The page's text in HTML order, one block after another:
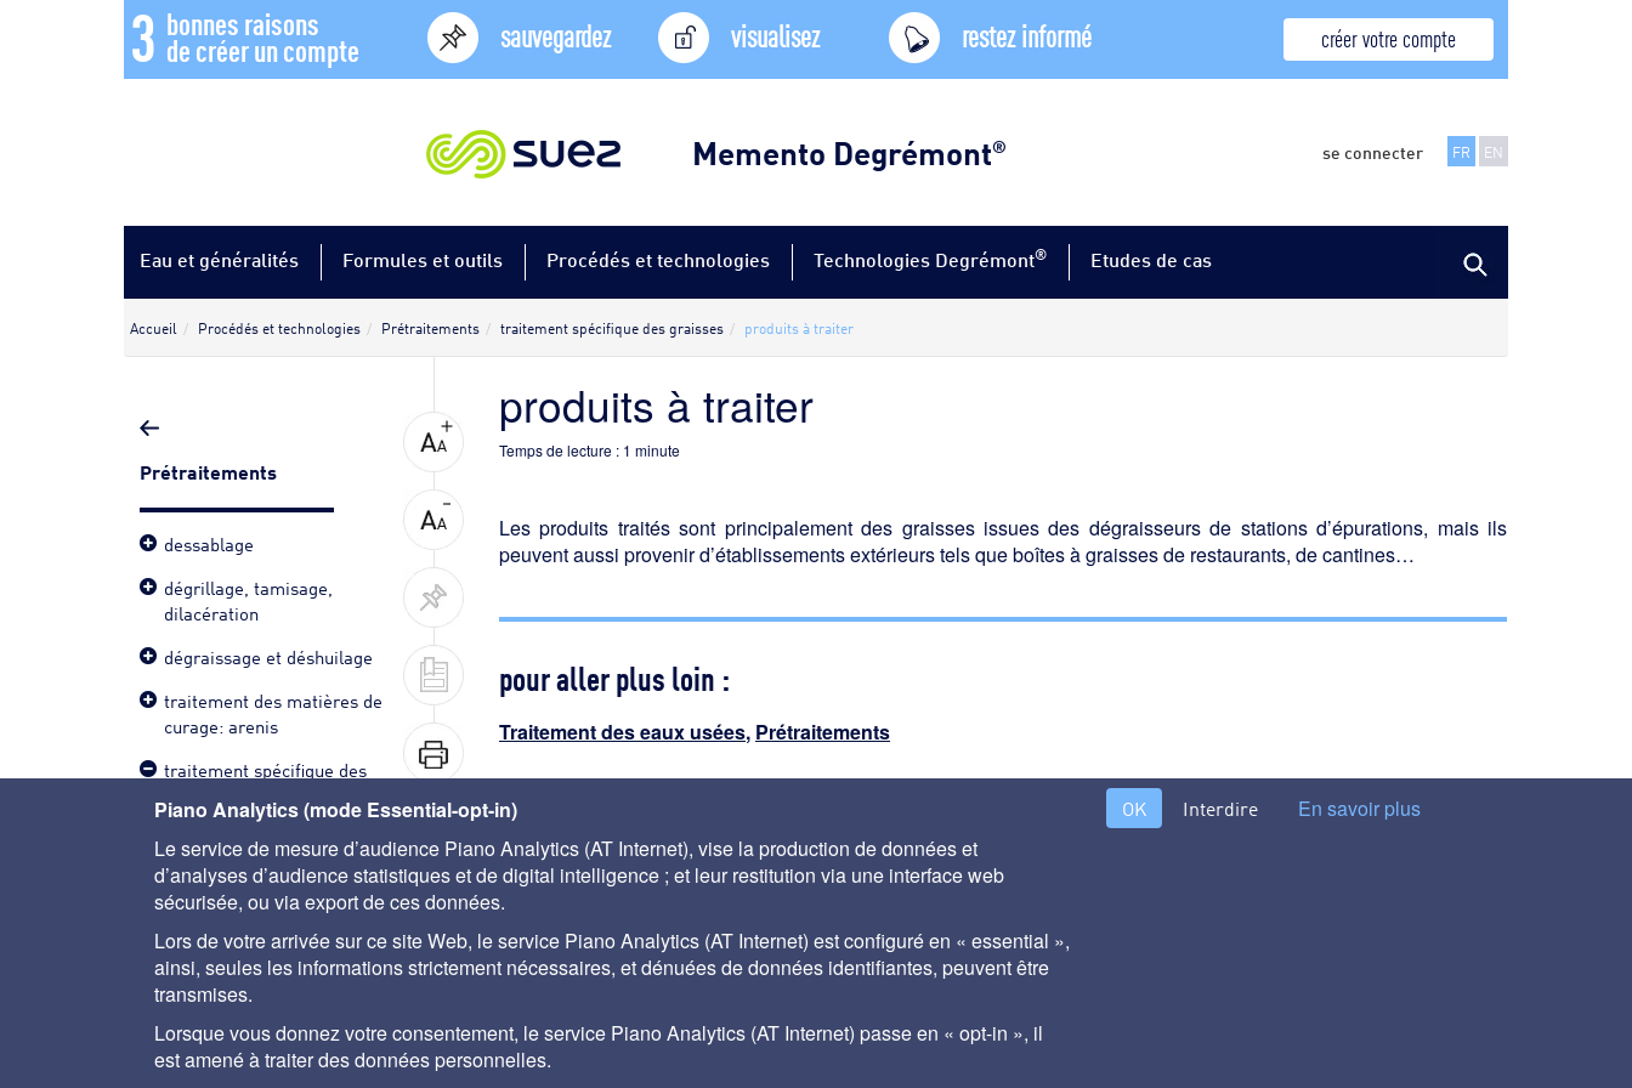
3 bonnes raisons
de créer un compte sauvegardez visualisez restez informé créer votre compte
Memento Degrémont® se connecter FR EN
Eau et généralités Formules et outils Procédés et technologies Technologies Degrémont® Etudes de cas
Accueil Procédés et technologies Prétraitements traitement spécifique des graisses produits à traiter
Prétraitements
dessablage
dégrillage, tamisage,
dilacération
dégraissage et déshuilage
traitement des matières de
curage: arenis
traitement spécifique des
produits à traiter
principe du biomaster
autres procédés
produits à traiter
Temps de lecture : 1 minute
Les produits traités sont principalement des graisses issues des dégraisseurs de stations d’épurations, mais ils
peuvent aussi provenir d’établissements extérieurs tels que boîtes à graisses de restaurants, de can­tines…
pour aller plus loin :
Traitement des eaux usées, Prétraitements
A propos Aide Plan du site Mentions légales Contact Auteurs gestion des cookies
Le Memento Degrémont® de SUEZ met à disposition des praticiens du traitement de l'eau, les bases des différents procédés et technologies du traitement de l’eau
Piano Analytics (mode Essential-opt-in)
Le service de mesure d’audience Piano Analytics (AT Internet), vise la production de données et
d’analyses d’audience statistiques et de digital intelligence ; et leur restitution via une interface web
sécurisée, ou via export de ces données.
Lors de votre arrivée sur ce site Web, le service Piano Analytics (AT Internet) est configuré en « essential »,
ainsi, seules les informations strictement nécessaires, et dénuées de données identifiantes, peuvent être
transmises.
Lorsque vous donnez votre consentement, le service Piano Analytics (AT Internet) passe en « opt-in », il
est amené à traiter des données personnelles.
OK Interdire En savoir plus